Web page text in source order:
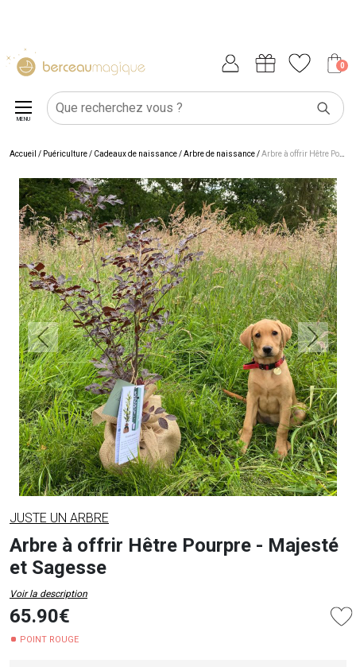
0
MENU
Accueil / Puériculture/ Cadeaux de naissance/Arbre de naissance/Arbre à offrir Hêtre Pourpre - Majesté et Sagesse
JUSTE UN ARBRE
Arbre à offrir Hêtre Pourpre - Majesté
et Sagesse
Voir la description
65.90€
POINT ROUGE